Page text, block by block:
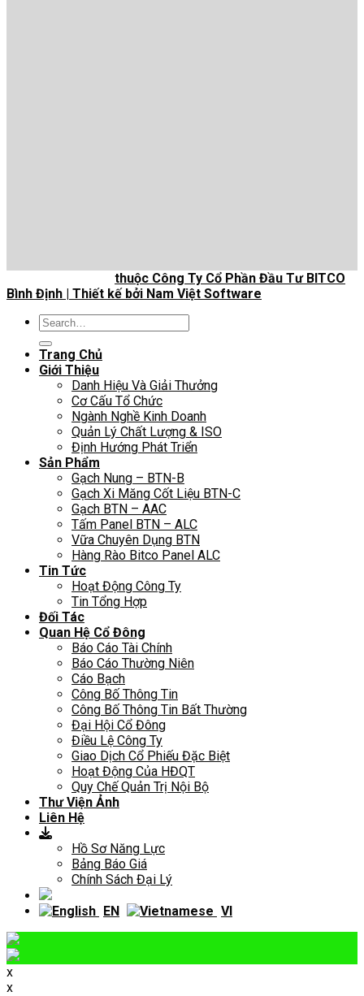
thuộc Công Ty Cổ Phần Đầu Tư BITCO
Bình Định | Thiết kế bởi Nam Việt Software
Search
for:
Trang Chủ
Giới Thiệu
Danh Hiệu Và Giải Thưởng
Cơ Cấu Tổ Chức
Ngành Nghề Kinh Doanh
Quản Lý Chất Lượng & ISO
Định Hướng Phát Triển
Sản Phẩm
Gạch Nung – BTN-B
Gạch Xi Măng Cốt Liệu BTN-C
Gạch BTN – AAC
Tấm Panel BTN – ALC
Vữa Chuyên Dụng BTN
Hàng Rào Bitco Panel ALC
Tin Tức
Hoạt Động Công Ty
Tin Tổng Hợp
Đối Tác
Quan Hệ Cổ Đông
Báo Cáo Tài Chính
Báo Cáo Thường Niên
Cáo Bạch
Công Bố Thông Tin
Công Bố Thông Tin Bất Thường
Đại Hội Cổ Đông
Điều Lệ Công Ty
Giao Dịch Cổ Phiếu Đặc Biệt
Hoạt Động Của HĐQT
Quy Chế Quản Trị Nội Bộ
Thư Viện Ảnh
Liên Hệ
Hồ Sơ Năng Lực
Bảng Báo Giá
Chính Sách Đại Lý
EN VI
x
x